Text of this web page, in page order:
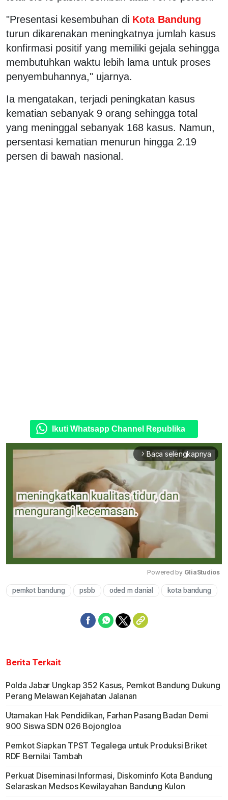
"Presentasi kesembuhan di Kota Bandung
turun dikarenakan meningkatnya jumlah kasus
konfirmasi positif yang memiliki gejala sehingga
membutuhkan waktu lebih lama untuk proses
penyembuhannya," ujarnya.
Ia mengatakan, terjadi peningkatan kasus
kematian sebanyak 9 orang sehingga total
yang meninggal sebanyak 168 kasus. Namun,
persentasi kematian menurun hingga 2.19
persen di bawah nasional.
Ikuti Whatsapp Channel Republika
arrow_forward_ios Baca selengkapnya
Mute
Powered by GliaStudios
pemkot bandung psbb oded m danial kota bandung
Berita Terkait
Polda Jabar Ungkap 352 Kasus, Pemkot Bandung Dukung
Perang Melawan Kejahatan Jalanan
Utamakan Hak Pendidikan, Farhan Pasang Badan Demi
900 Siswa SDN 026 Bojongloa
Pemkot Siapkan TPST Tegalega untuk Produksi Briket
RDF Bernilai Tambah
Perkuat Diseminasi Informasi, Diskominfo Kota Bandung
Selaraskan Medsos Kewilayahan Bandung Kulon